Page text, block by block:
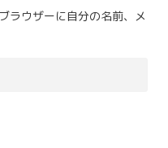
ラウザーに自分の名前、メ